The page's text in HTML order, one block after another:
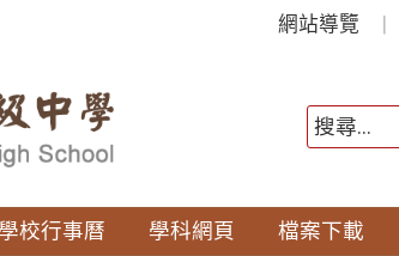
網站導覽
學校行事曆 學科網頁 檔案下載